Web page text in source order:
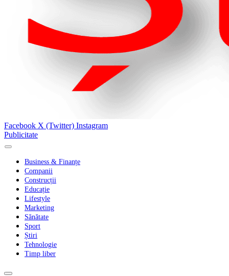
Facebook X (Twitter) Instagram
Publicitate
Business & Finanțe
Companii
Construcții
Educație
Lifestyle
Marketing
Sănătate
Sport
Știri
Tehnologie
Timp liber